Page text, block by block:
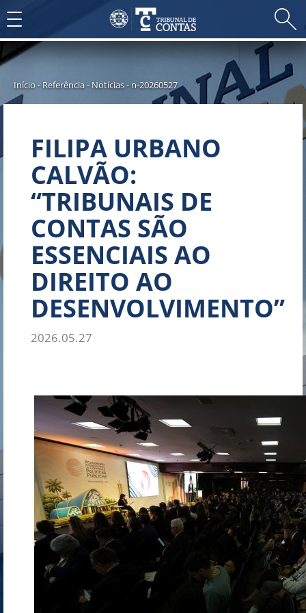
Toggle
navigation
Início-Referência -Notícias-n-20260527
FILIPA URBANO
CALVÃO:
“TRIBUNAIS DE
CONTAS SÃO
ESSENCIAIS AO
DIREITO AO
DESENVOLVIMENTO”
2026.05.27